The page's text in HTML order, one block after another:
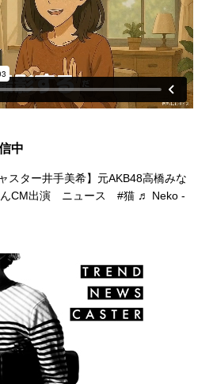
中
スター井手美希】元AKB48高橋みな
んCM出演 ニュース #猫 ♬ Neko -